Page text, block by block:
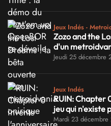
Jeux Indés -
Zozo and the
d'un
Jeudi 25 décembre
Jeux Indés
RUIN: Chapter
jeu qui n'existe
Mardi 23 décembre